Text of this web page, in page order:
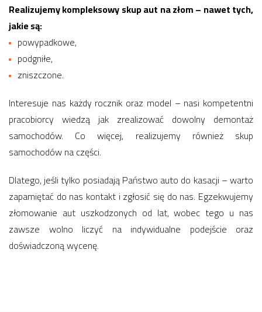
Realizujemy kompleksowy skup aut na złom – nawet tych,
jakie są:
powypadkowe,
podgniłe,
zniszczone.
Interesuje nas każdy rocznik oraz model – nasi kompetentni
pracobiorcy wiedzą jak zrealizować dowolny demontaż
samochodów. Co więcej, realizujemy również skup
samochodów na części.
Dlatego, jeśli tylko posiadają Państwo auto do kasacji – warto
zapamiętać do nas kontakt i zgłosić się do nas. Egzekwujemy
złomowanie aut uszkodzonych od lat, wobec tego u nas
zawsze wolno liczyć na indywidualne podejście oraz
doświadczoną wycenę.